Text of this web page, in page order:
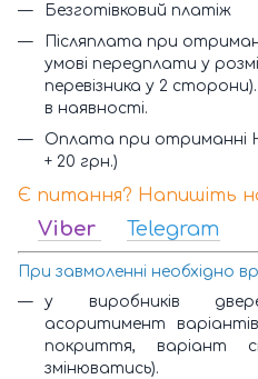
Безготівковий платіж
Післяплата при
умові передплати у
перевізника у 2
в наявності.
Оплата при отриманні
+ 20 грн.)
Є питання? Напишіть
Viber Telegram
При завмоленні необхідно
у виробників
асоритимент варіантів
покриття, варіант
змінюватись).